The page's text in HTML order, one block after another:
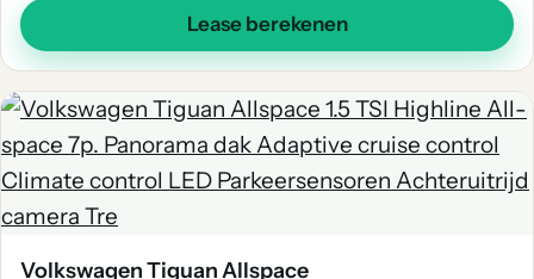
Lease berekenen
Volkswagen Tiguan Allspace